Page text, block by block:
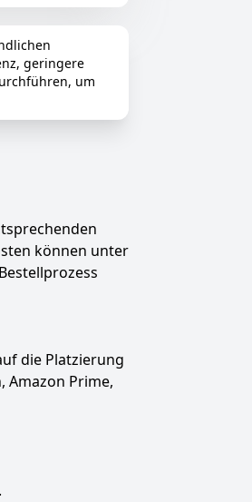
geringere
um
können unter
die Platzierung
Amazon Prime,